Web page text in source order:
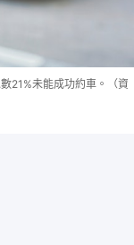
21%未能成功約車。（資